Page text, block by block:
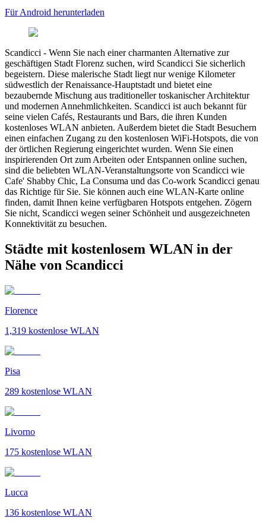
Für Android herunterladen
Scandicci - Wenn Sie nach einer charmanten Alternative zur
geschäftigen Stadt Florenz suchen, wird Scandicci Sie sicherlich
begeistern. Diese malerische Stadt liegt nur wenige Kilometer
südwestlich der Renaissance-Hauptstadt und bietet eine
bezaubernde Mischung aus traditioneller toskanischer Architektur
und modernen Annehmlichkeiten. Scandicci ist auch bekannt für
seine vielen Cafés, Restaurants und Bars, die ihren Kunden
kostenloses WLAN anbieten. Außerdem bietet die Stadt Besuchern
einen einfachen Zugang zu den kostenlosen WiFi-Hotspots, die von
der örtlichen Regierung eingerichtet wurden. Wenn Sie einen
inspirierenden Ort zum Arbeiten oder Entspannen online suchen,
sind die beliebten WLAN-Veranstaltungsorte von Scandicci wie
Cafe' Shabby Chic, La Consuma und das Co-work Scandicci genau
das Richtige für Sie. Sie können auch eine WLAN-Karte online
finden, damit Ihnen keine verfügbaren Hotspots entgehen. Zögern
Sie nicht, Scandicci wegen seiner Schönheit und ausgezeichneten
Konnektivität zu besuchen.
Städte mit kostenlosem WLAN in der
Nähe von Scandicci
Florence
1,319 kostenlose WLAN
Pisa
289 kostenlose WLAN
Livorno
175 kostenlose WLAN
Lucca
136 kostenlose WLAN